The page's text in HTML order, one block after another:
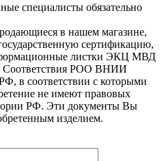
специалисты обязательно
в нашем магазине,
сертификацию,
листки ЭКЦ МВД
Соответствия РОО ВНИИ
в соответствии с которыми
не имеют правовых
РФ. Эти документы Вы
изделием.